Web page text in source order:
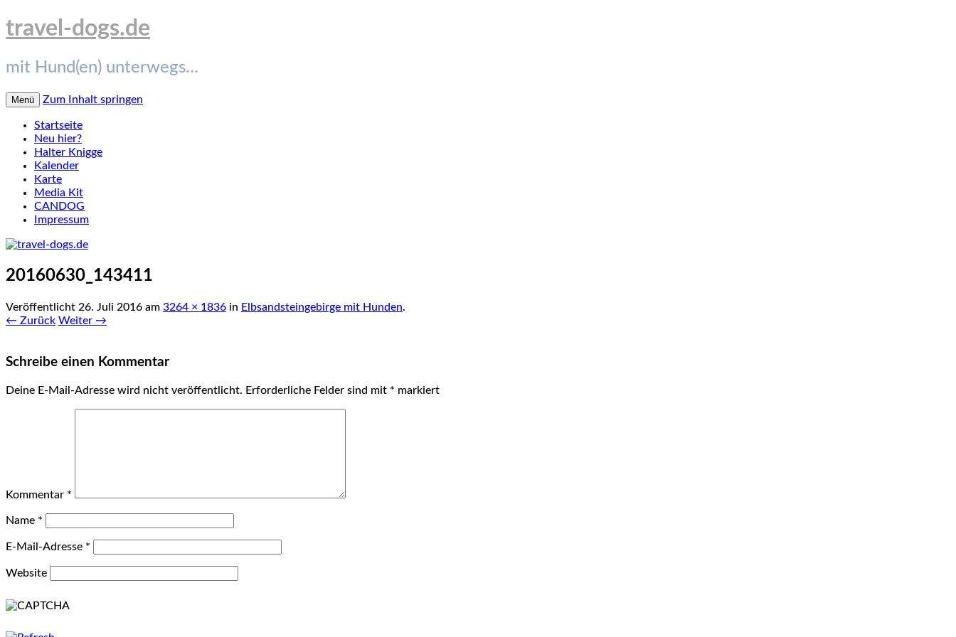
travel-dogs.de
mit Hund(en) unterwegs…
Menü Zum Inhalt springen
Startseite
Neu hier?
Halter Knigge
Kalender
Karte
Media Kit
CANDOG
Impressum
20160630_143411
Veröffentlicht 26. Juli 2016 am 3264 × 1836 in Elbsandsteingebirge mit Hunden.
← Zurück Weiter →
Schreibe einen Kommentar
Deine E-Mail-Adresse wird nicht veröffentlicht. Erforderliche Felder sind mit * markiert
Kommentar *
Name *
E-Mail-Adresse *
Website